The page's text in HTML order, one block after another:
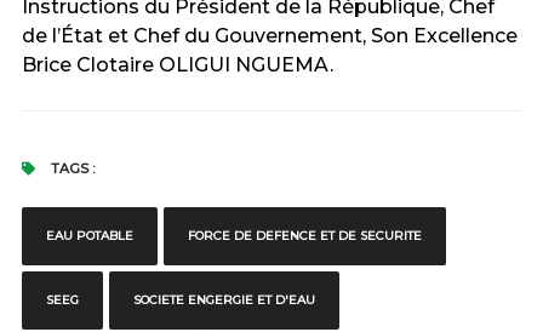
Instructions du Président de la République, Chef
de l’État et Chef du Gouvernement, Son Excellence
Brice Clotaire OLIGUI NGUEMA. ‎
TAGS :
EAU POTABLE FORCE DE DEFENCE ET DE SECURITE
SEEG SOCIETE ENGERGIE ET D'EAU